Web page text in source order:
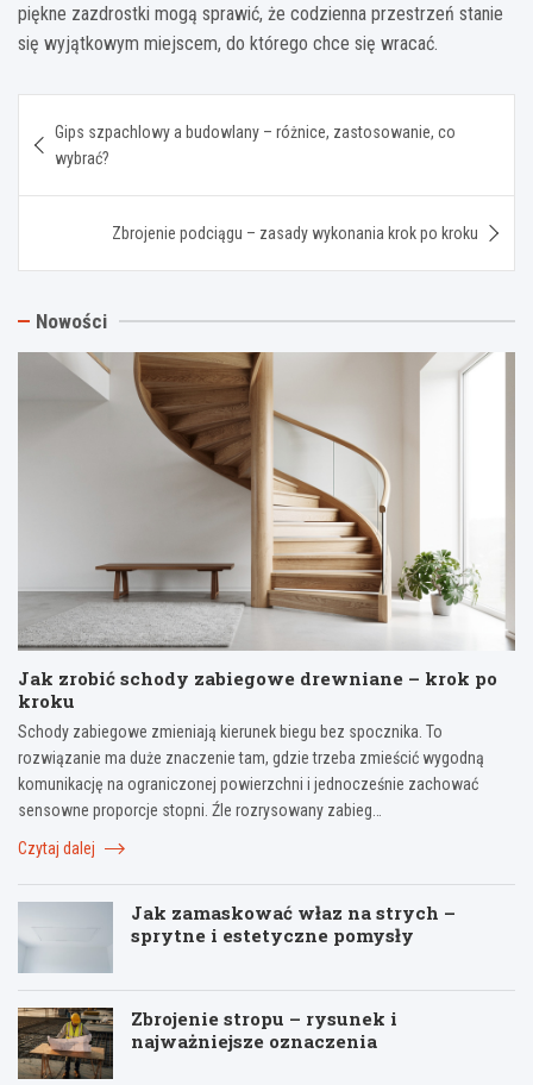
piękne zazdrostki mogą sprawić, że codzienna przestrzeń stanie
się wyjątkowym miejscem, do którego chce się wracać.
wpisu
Gips szpachlowy a budowlany – różnice, zastosowanie, co
wybrać?
Zbrojenie podciągu – zasady wykonania krok po kroku
Nowości
Jak zrobić schody zabiegowe drewniane – krok po
kroku
Schody zabiegowe zmieniają kierunek biegu bez spocznika. To
rozwiązanie ma duże znaczenie tam, gdzie trzeba zmieścić wygodną
komunikację na ograniczonej powierzchni i jednocześnie zachować
sensowne proporcje stopni. Źle rozrysowany zabieg…
Czytaj dalej
Jak zamaskować właz na strych –
sprytne i estetyczne pomysły
Zbrojenie stropu – rysunek i
najważniejsze oznaczenia